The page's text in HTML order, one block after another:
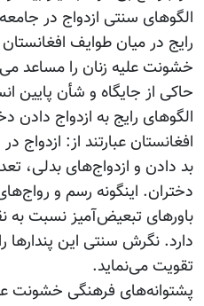
الگوهای سنتی ازدواج در
رایج در میان طوایف افغانستان
خشونت علیه زنان را مساعد
حاکی از جایگاه و شأن پایین
الگوهای رایج به ازدواج
افغانستان عبارتند از: ازدواج
بد دادن و ازدواج‌های بدلی،
دختران. اینگونه رسم و
باورهای تبعیض‌آمیز نسبت به
دارد. نگرش سنتی این پندارها
تقویت می‌نماید.
پشتوانه‌های فرهنگی خشونت